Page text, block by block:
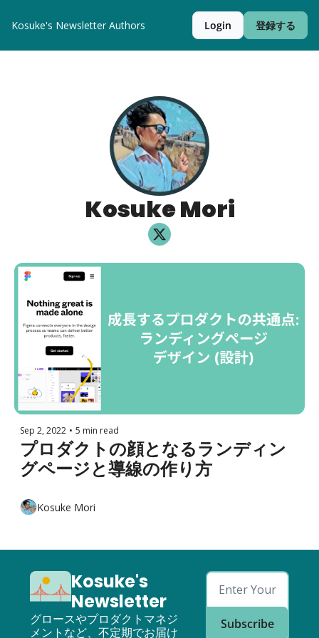
Kosuke's Newsletter Authors Login 登録する
Kosuke Mori
Sep 2, 2022 • 5 min read
プロダクトの顔となるランディン
グページと導線の作り方
Kosuke Mori
Kosuke's
Newsletter
グロースやプロダクトマネジ
メントなど、不定期でお届け
Subscribe